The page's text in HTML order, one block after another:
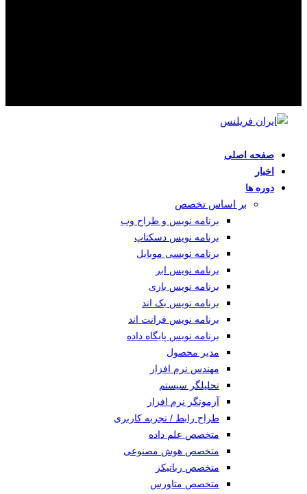
صفحه اصلی
اخبار
دوره ها
بر اساس تخصص
برنامه نویس و طراح وب
برنامه نویس دسکتاپ
برنامه نویسی موبایل
برنامه نویس ابر
برنامه نویس بازی
برنامه نویس بک اند
برنامه نویس فرانت اند
برنامه نویس پایگاه داده
مدیر محصول
مهندس نرم افزار
تحلیلگر سیستم
آزمونگر نرم افزار
طراح رابط / تجربه کاربری
متخصص علم داده
متخصص هوش مصنوعی
متخصص رباتیکز
متخصص متاورس